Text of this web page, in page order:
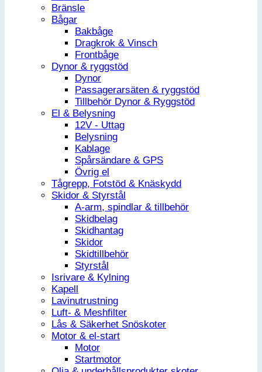
Bränsle
Bågar
Bakbåge
Dragkrok & Vinsch
Frontbåge
Dynor & ryggstöd
Dynor
Passagerarsäten & ryggstöd
Tillbehör Dynor & Ryggstöd
El & Belysning
12V - Uttag
Belysning
Kablage
Spårsändare & GPS
Övrig el
Tågrepp, Fotstöd & Knäskydd
Skidor & Styrstål
A-arm, spindlar & tillbehör
Skidbelag
Skidhantag
Skidor
Skidtillbehör
Styrstål
Isrivare & Kylning
Kapell
Lavinutrustning
Luft- & Meshfilter
Lås & Säkerhet Snöskoter
Motor & el-start
Motor
Startmotor